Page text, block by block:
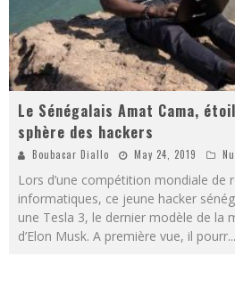
Le Sénégalais Amat Cama,
sphère des hackers
Boubacar Diallo May 24, 2019
Lors d’une compétition mondiale de
informatiques, ce jeune hacker
une Tesla 3, le dernier modèle de la
d’Elon Musk. A première vue, il pourr...